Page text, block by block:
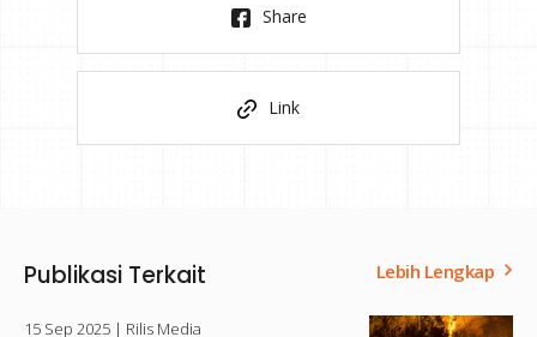
Share
Link
Publikasi Terkait Lebih Lengkap
15 Sep 2025 | Rilis Media